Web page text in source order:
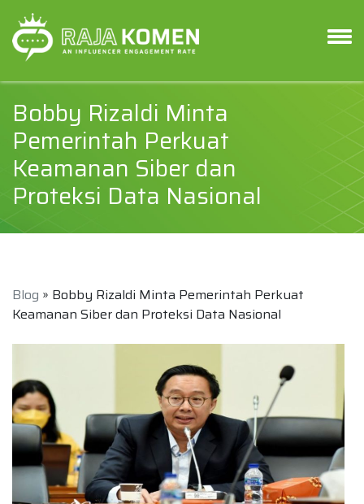
Bobby Rizaldi Minta
Pemerintah Perkuat
Keamanan Siber dan
Proteksi Data Nasional
Blog » Bobby Rizaldi Minta Pemerintah Perkuat
Keamanan Siber dan Proteksi Data Nasional